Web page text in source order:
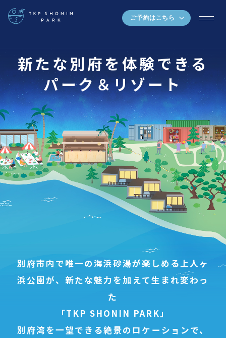
ご予約はこちら
新たな別府を体験できる
パーク＆リゾート
別府市内で唯一の海浜砂湯が楽しめる上人ヶ
浜公園が、新たな魅力を加えて生まれ変わっ
た
「TKP SHONIN PARK」
別府湾を一望できる絶景のロケーションで、